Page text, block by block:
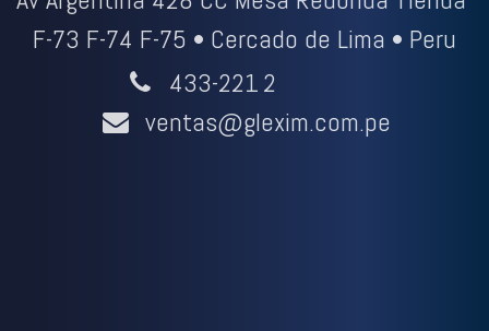
F-73 F-74 F-75 • Cercado de Lima • Peru
433-2212
ventas@glexim.com.pe